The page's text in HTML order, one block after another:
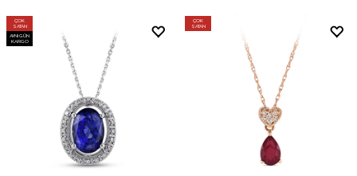
ÇOK
SATAN
AYNI GÜN
KARGO
ÇOK
SATAN